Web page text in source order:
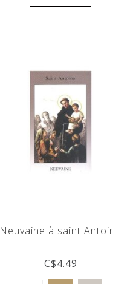
Neuvaine à saint
C$4.49